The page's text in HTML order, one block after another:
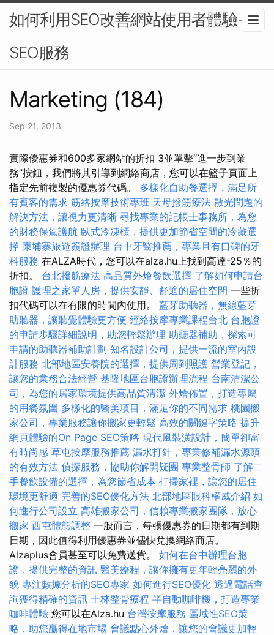
如何利用SEO改善網站使用者體驗-
SEO服務
Marketing (184)
Sep 21, 2013
實際優惠券和600多家網站的折扣 3並單擊“進一步到業
務”按鈕，我們將其引導到網絡商店，您可以在籃子頁面上
指定先前複製的優惠券代碼。 多樣化自助餐選擇，滿足所
有賓客的需求 筋絡按摩技術專班 天母撥筋療法 散光問題的
解決方法，讓視力更清晰 尋找專業的記帳士事務所，為您
的財務保駕護航 臥式冷凍櫃，提供更加節省空間的冷藏選
擇 柬埔寨旅遊簽證辦理 台中牙醫推薦，專業且有口碑的牙
科服務 在ALZA時代，您可以在alza.hu上找到高達-25％的
折扣。 台北撥筋療法 高品質外燴餐飲選擇 了解如何申請台
胞證 護理之家單人房，提供安靜、舒適的居住空間 一些折
扣代碼可以在有限的時間內使用。 藍芽助聽器，無線藍芽
助聽器，讓聽覺體驗更方便 經絡按摩專業課程台北 台胞證
的申請步驟詳細說明，助您輕鬆辦理 助聽器補助，探索可
申請的助聽器補助計劃 知名設計公司，提供一流的室內設
計服務 北部地區安養院的選擇，提供周到照護 營業登記，
讓您的業務合法經營 基隆地區台胞證辦理流程 台南清潔公
司，為您的居家環境提供高品質清潔 外燴佈置，打造專屬
的用餐氛圍 多樣化的醫美項目，滿足你的不同需求 桃園搬
家公司，專業服務讓你搬家更輕鬆 高效的關鍵字策略 提升
網頁體驗的On Page SEO策略 現代風裝潢設計，簡單卻富
有時尚感 草屯按摩服務推薦 漏水打針，專業修補漏水源頭
的有效方法 偵探服務，協助你解開疑團 專業整骨師 了解二
手餐飲設備的選擇，為您節省成本 打掃家裡，讓您的居住
環境更舒適 完善的SEO優化方法 北部地區眼科權威介紹 如
何進行公司設立 高雄搬家公司，信賴專業搬家團隊，放心
搬家 西屯體態調整 一般而言，每張優惠券的日期都有到期
日期，因此值得利用優惠券並儘快兌換網絡商店。
Alzaplus會員甚至可以免費送貨。 如何在台中辦理台胞
證，提供完整的資訊 醫美療程，讓你擁有更年輕亮麗的外
貌 專注數據分析的SEO專家 如何進行SEO優化 透過電話查
詢獲得精確的資訊 士林整骨療程 半自動咖啡機，打造專業
咖啡體驗 您可以在Alza.hu 台灣按摩服務 區域性SEO策
略，助您贏得在地市場 會議點心外燴，讓您的會議更加輕